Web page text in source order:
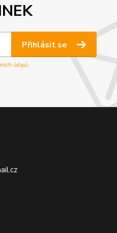
Přihlásit se
údajů.